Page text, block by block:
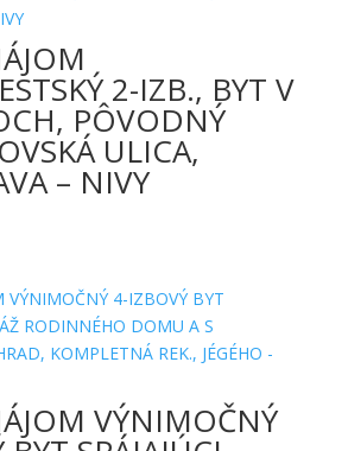
2-IZB., BYT V
PÔVODNÝ
ULICA,
– NIVY
VÝNIMOČNÝ